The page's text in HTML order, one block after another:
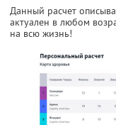
Данный расчет
актуален в любом
на всю жизнь!